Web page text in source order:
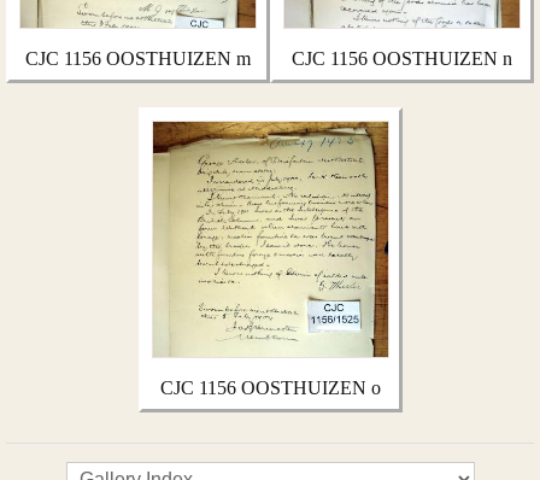
CJC 1156 OOSTHUIZEN m CJC 1156 OOSTHUIZEN n
CJC 1156 OOSTHUIZEN o